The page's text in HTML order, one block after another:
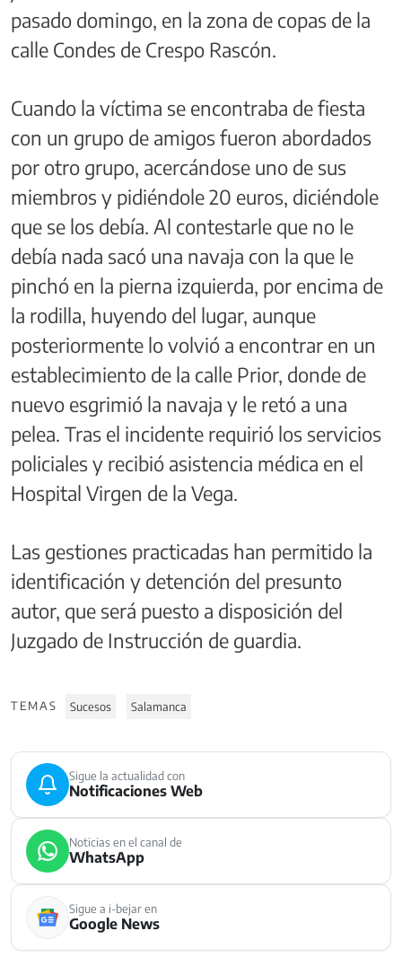
pasado domingo, en la zona de copas de la
calle Condes de Crespo Rascón.
Cuando la víctima se encontraba de fiesta
con un grupo de amigos fueron abordados
por otro grupo, acercándose uno de sus
miembros y pidiéndole 20 euros, diciéndole
que se los debía. Al contestarle que no le
debía nada sacó una navaja con la que le
pinchó en la pierna izquierda, por encima de
la rodilla, huyendo del lugar, aunque
posteriormente lo volvió a encontrar en un
establecimiento de la calle Prior, donde de
nuevo esgrimió la navaja y le retó a una
pelea. Tras el incidente requirió los servicios
policiales y recibió asistencia médica en el
Hospital Virgen de la Vega.
Las gestiones practicadas han permitido la
identificación y detención del presunto
autor, que será puesto a disposición del
Juzgado de Instrucción de guardia.
TEMAS Sucesos Salamanca
Sigue la actualidad con
Notificaciones Web
Noticias en el canal de
WhatsApp
Sigue a i-bejar en
Google News